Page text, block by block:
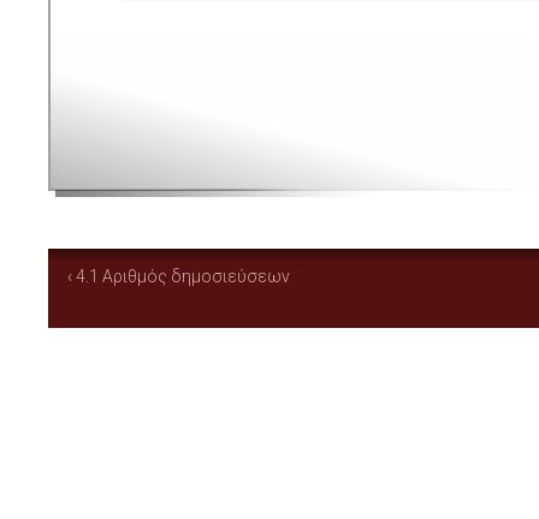
‹ 4.1 Αριθμός δημοσιεύσεων